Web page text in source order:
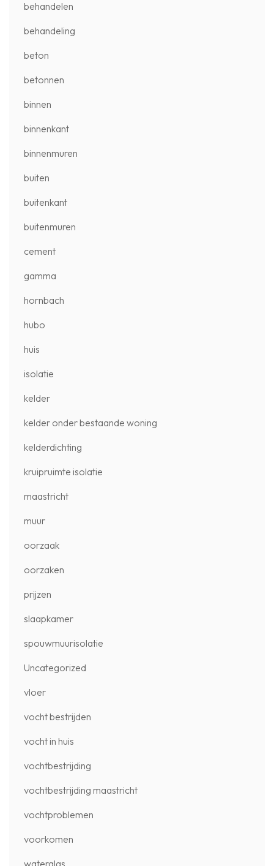
behandelen
behandeling
beton
betonnen
binnen
binnenkant
binnenmuren
buiten
buitenkant
buitenmuren
cement
gamma
hornbach
hubo
huis
isolatie
kelder
kelder onder bestaande woning
kelderdichting
kruipruimte isolatie
maastricht
muur
oorzaak
oorzaken
prijzen
slaapkamer
spouwmuurisolatie
Uncategorized
vloer
vocht bestrijden
vocht in huis
vochtbestrijding
vochtbestrijding maastricht
vochtproblemen
voorkomen